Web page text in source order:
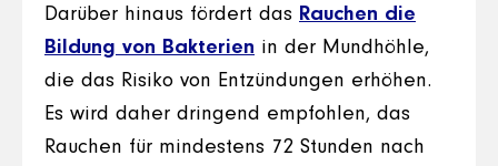
Darüber hinaus fördert das Rauchen die
Bildung von Bakterien in der Mundhöhle,
die das Risiko von Entzündungen erhöhen.
Es wird daher dringend empfohlen, das
Rauchen für mindestens 72 Stunden nach